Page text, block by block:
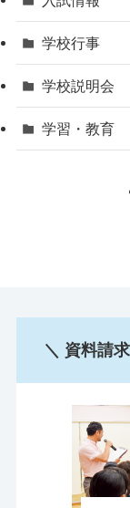
学校行事
学校説明会
学習・教育
＼ 資料請